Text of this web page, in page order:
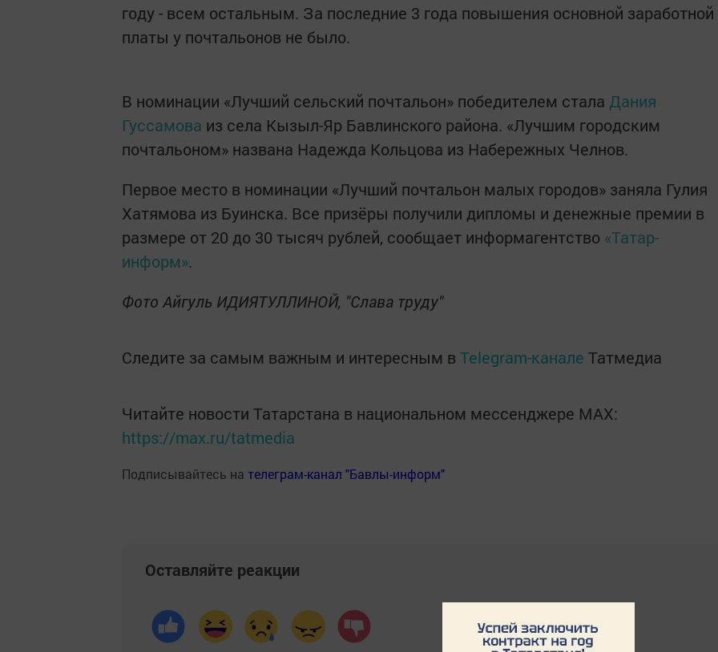
году - всем остальным. За последние 3 года повышения основной заработной
платы у почтальонов не было.
В номинации «Лучший сельский почтальон» победителем стала Дания
Гуссамова из села Кызыл-Яр Бавлинского района. «Лучшим городским
почтальоном» названа Надежда Кольцова из Набережных Челнов.
Первое место в номинации «Лучший почтальон малых городов» заняла Гулия
Хатямова из Буинска. Все призёры получили дипломы и денежные премии в
размере от 20 до 30 тысяч рублей, сообщает информагентство «Татар-
информ».
Фото Айгуль ИДИЯТУЛЛИНОЙ, "Слава труду"
Следите за самым важным и интересным в Telegram-канале Татмедиа
Читайте новости Татарстана в национальном мессенджере MАХ:
https://max.ru/tatmedia
Подписывайтесь на телеграм-канал "Бавлы-информ"
Оставляйте реакции